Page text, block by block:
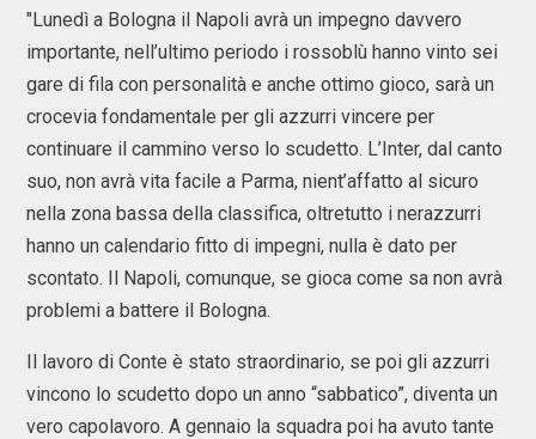
"Lunedì a Bologna il Napoli avrà un impegno davvero
importante, nell’ultimo periodo i rossoblù hanno vinto sei
gare di fila con personalità e anche ottimo gioco, sarà un
crocevia fondamentale per gli azzurri vincere per
continuare il cammino verso lo scudetto. L’Inter, dal canto
suo, non avrà vita facile a Parma, nient’affatto al sicuro
nella zona bassa della classifica, oltretutto i nerazzurri
hanno un calendario fitto di impegni, nulla è dato per
scontato. Il Napoli, comunque, se gioca come sa non avrà
problemi a battere il Bologna.
Il lavoro di Conte è stato straordinario, se poi gli azzurri
vincono lo scudetto dopo un anno “sabbatico”, diventa un
vero capolavoro. A gennaio la squadra poi ha avuto tante